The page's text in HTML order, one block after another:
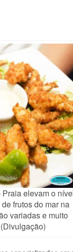
elevam o
frutos do mar na
variadas e muito